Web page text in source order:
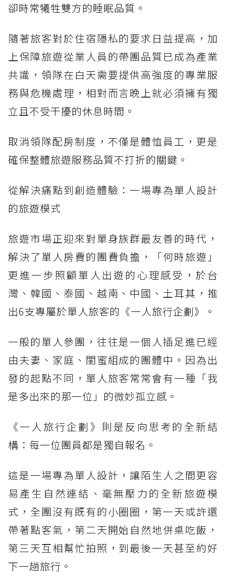
卻時常犧牲雙方的睡眠品質。
隨著旅客對於住宿隱私的要求日益提高，加
上保障旅遊從業人員的帶團品質已成為產業
共識，領隊在白天需要提供高強度的專業服
務與危機處理，相對而言晚上就必須擁有獨
立且不受干擾的休息時間。
取消領隊配房制度，不僅是體恤員工，更是
確保整體旅遊服務品質不打折的關鍵。
從解決痛點到創造體驗：一場專為單人設計
的旅遊模式
旅遊市場正迎來對單身族群最友善的時代，
解決了單人房費的團費負擔，「何時旅遊」
更進一步照顧單人出遊的心理感受，於台
灣、韓國、泰國、越南、中國、土耳其，推
出6支專屬於單人旅客的《一人旅行企劃》。
一般的單人參團，往往是一個人插足進已經
由夫妻、家庭、閨蜜組成的團體中。因為出
發的起點不同，單人旅客常常會有一種「我
是多出來的那一位」的微妙孤立感。
《一人旅行企劃》則是反向思考的全新結
構：每一位團員都是獨自報名。
這是一場專為單人設計，讓陌生人之間更容
易產生自然連結、毫無壓力的全新旅遊模
式，全團沒有既有的小圈圈，第一天或許還
帶著點客氣，第二天開始自然地併桌吃飯，
第三天互相幫忙拍照，到最後一天甚至約好
下一趟旅行。